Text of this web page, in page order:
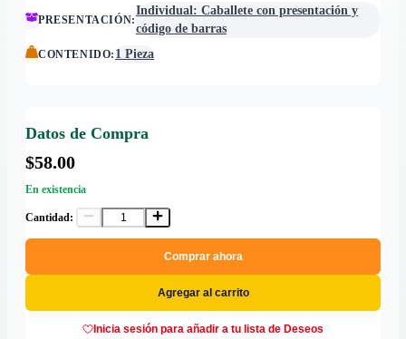
PRESENTACIÓN:
Individual: Caballete con presentación y
código de barras
CONTENIDO: 1 Pieza
Datos de Compra
$58.00
En existencia
Cantidad:
Comprar ahora
Agregar al carrito
Inicia sesión para añadir a tu lista de Deseos